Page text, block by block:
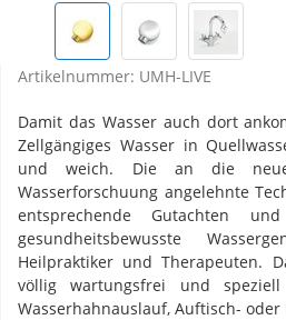
Artikelnummer: UMH-LIVE
Damit das Wasser auch dort
Zellgängiges Wasser in
und weich. Die an die
Wasserforschuung angelehnte
entsprechende Gutachten
gesundheitsbewusste
Heilpraktiker und Therapeuten.
völlig wartungsfrei und
Wasserhahnauslauf, Auftisch- oder